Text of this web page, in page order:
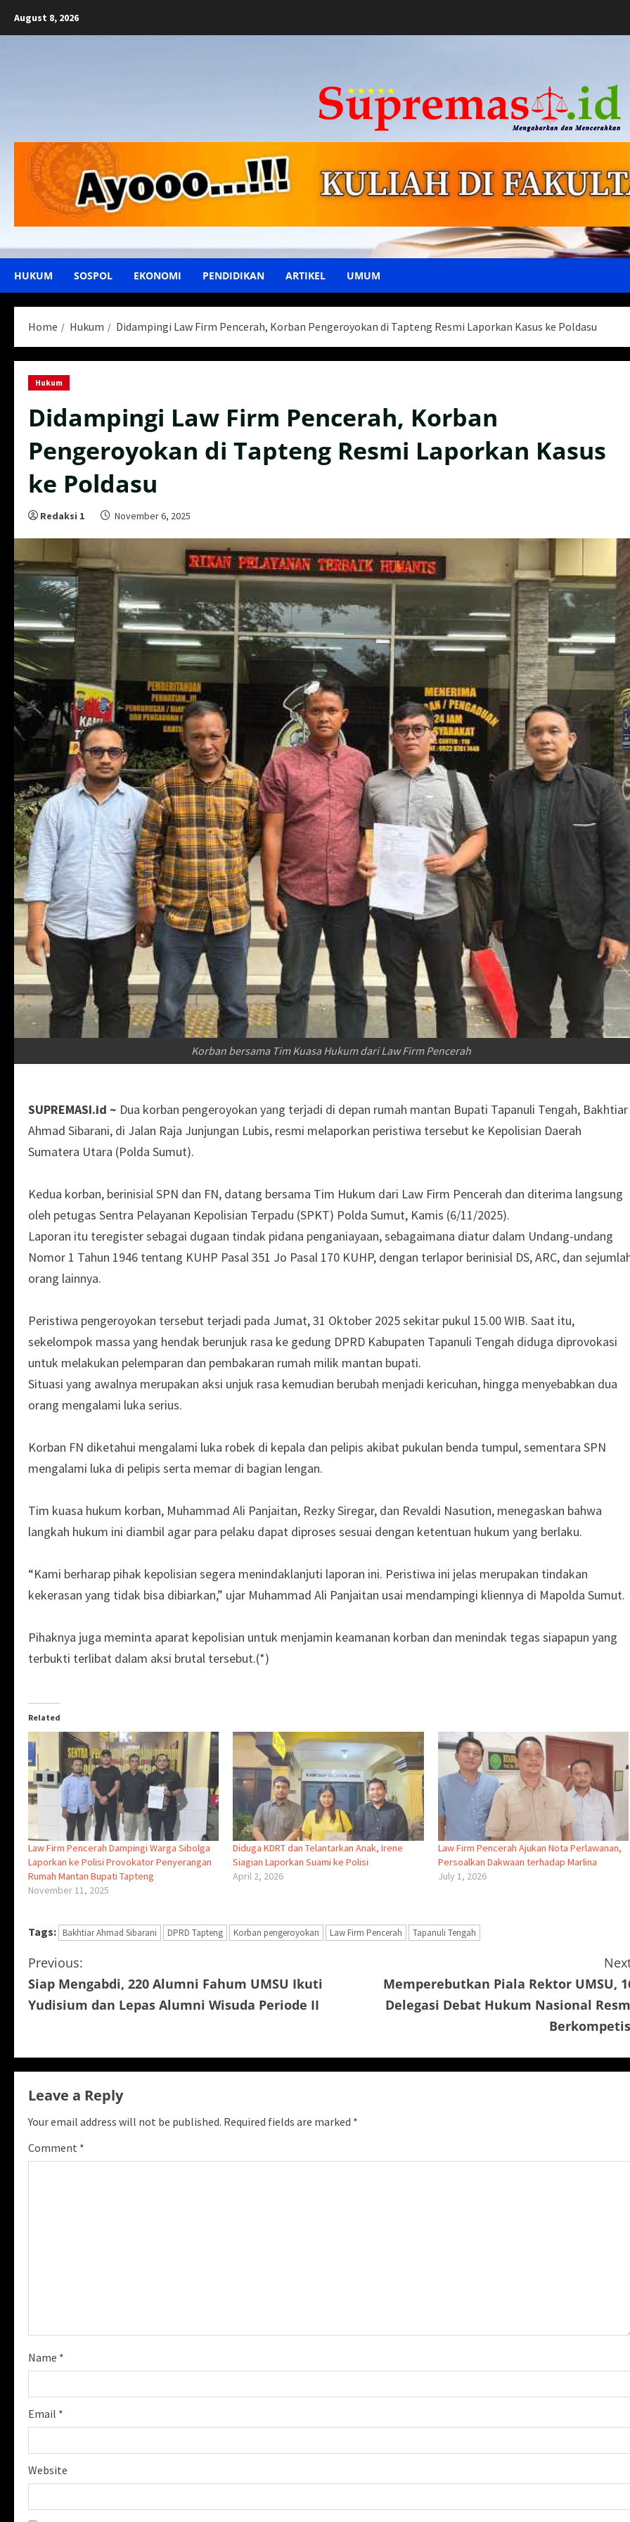
August 8, 2026
HUKUM SOSPOL EKONOMI PENDIDIKAN ARTIKEL UMUM
Home Hukum Didampingi Law Firm Pencerah, Korban Pengeroyokan di Tapteng Resmi Laporkan Kasus ke Poldasu
Hukum
Didampingi Law Firm Pencerah, Korban
Pengeroyokan di Tapteng Resmi Laporkan Kasus
ke Poldasu
Redaksi 1 November 6, 2025
Korban bersama Tim Kuasa Hukum dari Law Firm Pencerah
SUPREMASI.id ~ Dua korban pengeroyokan yang terjadi di depan rumah mantan Bupati Tapanuli Tengah, Bakhtiar
Ahmad Sibarani, di Jalan Raja Junjungan Lubis, resmi melaporkan peristiwa tersebut ke Kepolisian Daerah
Sumatera Utara (Polda Sumut).
Kedua korban, berinisial SPN dan FN, datang bersama Tim Hukum dari Law Firm Pencerah dan diterima langsung
oleh petugas Sentra Pelayanan Kepolisian Terpadu (SPKT) Polda Sumut, Kamis (6/11/2025).
Laporan itu teregister sebagai dugaan tindak pidana penganiayaan, sebagaimana diatur dalam Undang-undang
Nomor 1 Tahun 1946 tentang KUHP Pasal 351 Jo Pasal 170 KUHP, dengan terlapor berinisial DS, ARC, dan
orang lainnya.
Peristiwa pengeroyokan tersebut terjadi pada Jumat, 31 Oktober 2025 sekitar pukul 15.00 WIB. Saat itu,
sekelompok massa yang hendak berunjuk rasa ke gedung DPRD Kabupaten Tapanuli Tengah diduga diprovokasi
untuk melakukan pelemparan dan pembakaran rumah milik mantan bupati.
Situasi yang awalnya merupakan aksi unjuk rasa kemudian berubah menjadi kericuhan, hingga menyebabkan dua
orang mengalami luka serius.
Korban FN diketahui mengalami luka robek di kepala dan pelipis akibat pukulan benda tumpul, sementara SPN
mengalami luka di pelipis serta memar di bagian lengan.
Tim kuasa hukum korban, Muhammad Ali Panjaitan, Rezky Siregar, dan Revaldi Nasution, menegaskan bahwa
langkah hukum ini diambil agar para pelaku dapat diproses sesuai dengan ketentuan hukum yang berlaku.
“Kami berharap pihak kepolisian segera menindaklanjuti laporan ini. Peristiwa ini jelas merupakan tindakan
kekerasan yang tidak bisa dibiarkan,” ujar Muhammad Ali Panjaitan usai mendampingi kliennya di Mapolda Sumut.
Pihaknya juga meminta aparat kepolisian untuk menjamin keamanan korban dan menindak tegas siapapun yang
terbukti terlibat dalam aksi brutal tersebut.(*)
Related
Law Firm Pencerah Dampingi Warga Sibolga
Laporkan ke Polisi Provokator Penyerangan
Rumah Mantan Bupati Tapteng
November 11, 2025
Diduga KDRT dan Telantarkan Anak, Irene
Siagian Laporkan Suami ke Polisi
April 2, 2026
Law Firm Pencerah Ajukan Nota Perlawanan,
Persoalkan Dakwaan terhadap Marlina
July 1, 2026
Tags: Bakhtiar Ahmad Sibarani DPRD Tapteng Korban pengeroyokan Law Firm Pencerah Tapanuli Tengah
C
o
t
i
n
u
n
g
Previous:
Siap Mengabdi, 220 Alumni Fahum UMSU Ikuti
Yudisium dan Lepas Alumni Wisuda Periode II
Memperebutkan Piala Rektor UMSU,
Delegasi Debat Hukum Nasional
Leave a Reply
Your email address will not be published. Required fields are marked *
Comment *
Name *
Email *
Website